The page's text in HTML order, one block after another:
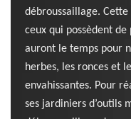
débroussaillage.
ceux qui possèdent de
auront le temps pour
herbes, les ronces et
envahissantes. Pour
ses jardiniers d’outils